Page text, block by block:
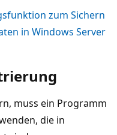
zum Sichern
in Windows Server
muss ein Programm
die in